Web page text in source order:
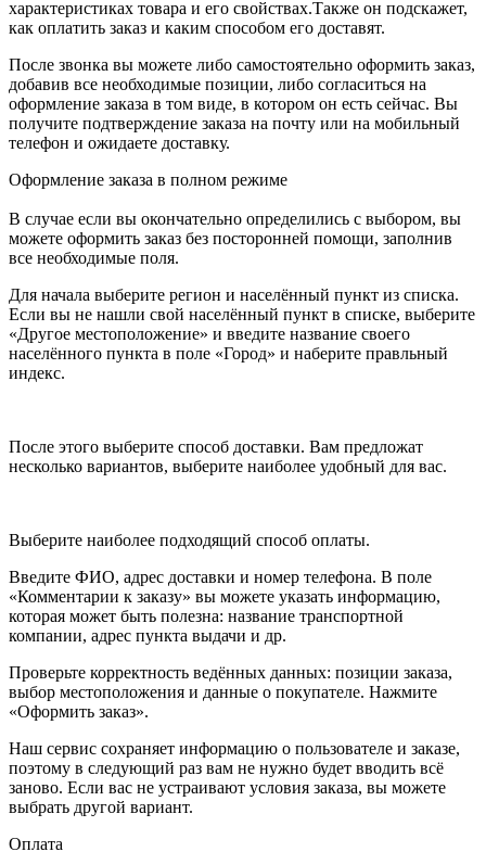
характеристиках товара и его свойствах.Также он подскажет,
как оплатить заказ и каким способом его доставят.
После звонка вы можете либо самостоятельно оформить заказ,
добавив все необходимые позиции, либо согласиться на
оформление заказа в том виде, в котором он есть сейчас. Вы
получите подтверждение заказа на почту или на мобильный
телефон и ожидаете доставку.
Оформление заказа в полном режиме
В случае если вы окончательно определились с выбором, вы
можете оформить заказ без посторонней помощи, заполнив
все необходимые поля.
Для начала выберите регион и населённый пункт из списка.
Если вы не нашли свой населённый пункт в списке, выберите
«Другое местоположение» и введите название своего
населённого пункта в поле «Город» и наберите правльный
индекс.
После этого выберите способ доставки. Вам предложат
несколько вариантов, выберите наиболее удобный для вас.
Выберите наиболее подходящий способ оплаты.
Введите ФИО, адрес доставки и номер телефона. В поле
«Комментарии к заказу» вы можете указать информацию,
которая может быть полезна: название транспортной
компании, адрес пункта выдачи и др.
Проверьте корректность ведённых данных: позиции заказа,
выбор местоположения и данные о покупателе. Нажмите
«Оформить заказ».
Наш сервис сохраняет информацию о пользователе и заказе,
поэтому в следующий раз вам не нужно будет вводить всё
заново. Если вас не устраивают условия заказа, вы можете
выбрать другой вариант.
Оплата